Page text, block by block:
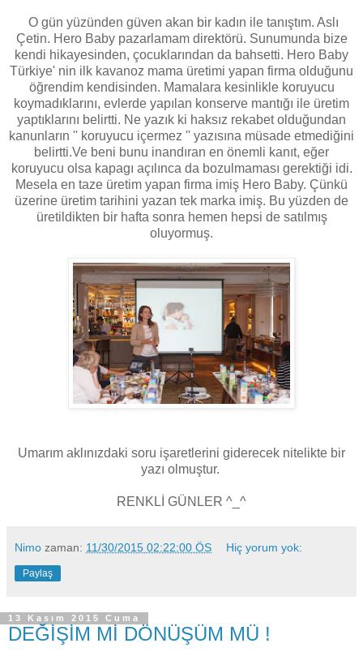
O gün yüzünden güven akan bir kadın ile tanıştım. Aslı
Çetin. Hero Baby pazarlamam direktörü. Sunumunda bize
kendi hikayesinden, çocuklarından da bahsetti. Hero Baby
Türkiye' nin ilk kavanoz mama üretimi yapan firma olduğunu
öğrendim kendisinden. Mamalara kesinlikle koruyucu
koymadıklarını, evlerde yapılan konserve mantığı ile üretim
yaptıklarını belirtti. Ne yazık ki haksız rekabet olduğundan
kanunların '' koruyucu içermez '' yazısına müsade etmediğini
belirtti.Ve beni bunu inandıran en önemli kanıt, eğer
koruyucu olsa kapagı açılınca da bozulmaması gerektiği idi.
Mesela en taze üretim yapan firma imiş Hero Baby. Çünkü
üzerine üretim tarihini yazan tek marka imiş. Bu yüzden de
üretildikten bir hafta sonra hemen hepsi de satılmış
oluyormuş.
Umarım aklınızdaki soru işaretlerini giderecek nitelikte bir
yazı olmuştur.
RENKLİ GÜNLER ^_^
Nimo zaman: 11/30/2015 02:22:00 ÖS Hiç yorum yok:
Paylaş
13 Kasım 2015 Cuma
DEĞİŞİM Mİ DÖNÜŞÜM MÜ !